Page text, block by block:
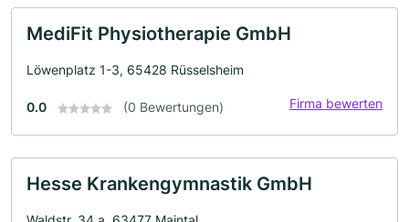
MediFit Physiotherapie GmbH
Löwenplatz 1-3, 65428 Rüsselsheim
0.0 (0 Bewertungen) Firma bewerten
Hesse Krankengymnastik GmbH